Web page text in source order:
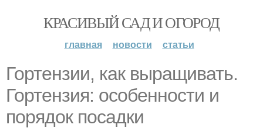
КРАСИВЫЙ САД И ОГОРОД
главная новости статьи
Гортензии, как выращивать.
Гортензия: особенности и
порядок посадки